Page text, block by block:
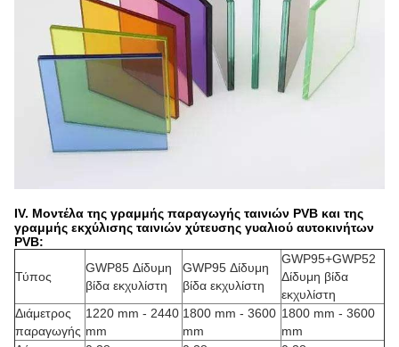
IV. Μοντέλα της γραμμής παραγωγής ταινιών PVB και της
γραμμής εκχύλισης ταινιών χύτευσης γυαλιού αυτοκινήτων
PVB:
Τύπος
GWP85 Δίδυμη
βίδα εκχυλίστη
GWP95 Δίδυμη
βίδα εκχυλίστη
GWP95+GWP52
Δίδυμη βίδα
εκχυλίστη
Διάμετρος
παραγωγής
1220 mm - 2440
mm
1800 mm - 3600
mm
1800 mm - 3600
mm